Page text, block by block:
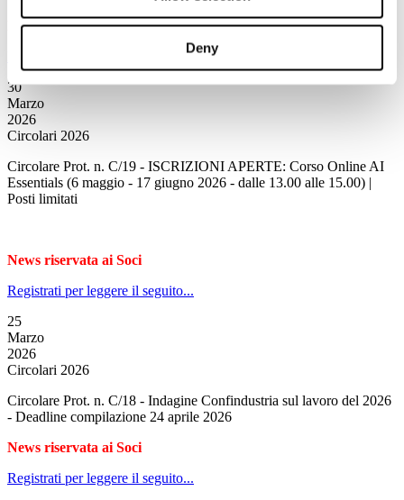
Deny
News riservata ai Soci
Registrati per leggere il seguito...
30
Marzo
2026
Circolari 2026
Circolare Prot. n. C/19 - ISCRIZIONI APERTE: Corso Online AI
Essentials (6 maggio - 17 giugno 2026 - dalle 13.00 alle 15.00) |
Posti limitati
News riservata ai Soci
Registrati per leggere il seguito...
25
Marzo
2026
Circolari 2026
Circolare Prot. n. C/18 - Indagine Confindustria sul lavoro del 2026
- Deadline compilazione 24 aprile 2026
News riservata ai Soci
Registrati per leggere il seguito...